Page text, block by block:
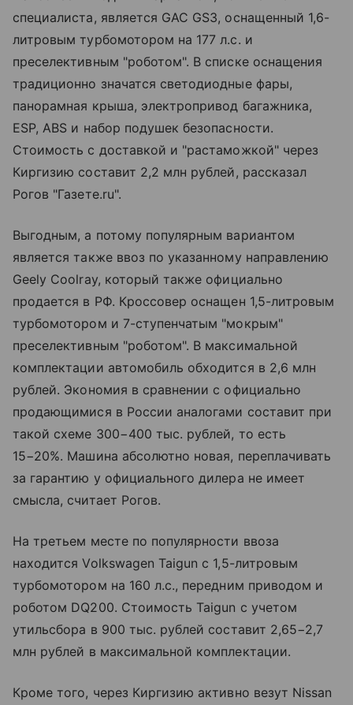
специалиста, является GAC GS3, оснащенный 1,6-
литровым турбомотором на 177 л.с. и
преселективным "роботом". В списке оснащения
традиционно значатся светодиодные фары,
панорамная крыша, электропривод багажника,
ESP, ABS и набор подушек безопасности.
Стоимость с доставкой и "растаможкой" через
Киргизию составит 2,2 млн рублей, рассказал
Рогов "Газете.ru".
Выгодным, а потому популярным вариантом
является также ввоз по указанному направлению
Geely Coolray, который также официально
продается в РФ. Кроссовер оснащен 1,5-литровым
турбомотором и 7-ступенчатым "мокрым"
преселективным "роботом". В максимальной
комплектации автомобиль обходится в 2,6 млн
рублей. Экономия в сравнении с официально
продающимися в России аналогами составит при
такой схеме 300−400 тыс. рублей, то есть
15−20%. Машина абсолютно новая, переплачивать
за гарантию у официального дилера не имеет
смысла, считает Рогов.
На третьем месте по популярности ввоза
находится Volkswagen Taigun с 1,5-литровым
турбомотором на 160 л.с., передним приводом и
роботом DQ200. Стоимость Taigun с учетом
утильсбора в 900 тыс. рублей составит 2,65−2,7
млн рублей в максимальной комплектации.
Кроме того, через Киргизию активно везут Nissan